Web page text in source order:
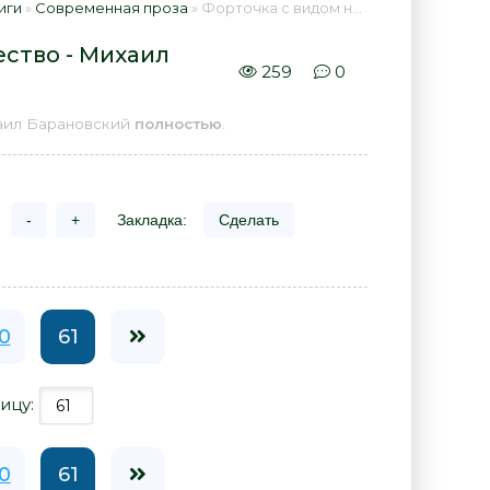
» Современная проза » Форточка с видом на одиночество - Михаил Барановский 📕 - Книга онлайн бесплатно
- Михаил
259 0
Барановский полностью
- + Закладка: Сделать
61
61